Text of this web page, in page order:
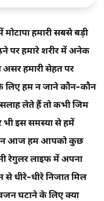
हमारी सबसे बड़ी
पर हमारे शरीर में अनेक
असर हमारी सेहत पर
लिए हम न जाने कौन-कौन
लेते हैं तो कभी जिम
भी इस समस्या से हमें
आज हम आपको कुछ
रेगुलर लाइफ में अपना
धीरे-धीरे निजात मिल
घटाने के लिए क्या